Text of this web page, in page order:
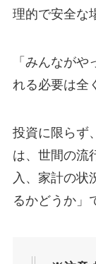
理的で安全な
「みんなが
れる必要は全
投資に限らず
は、世間の流
入、家計の状
るかどうか」